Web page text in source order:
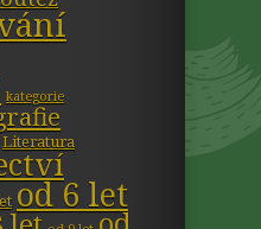
kategorie
Literatura
od 6 let